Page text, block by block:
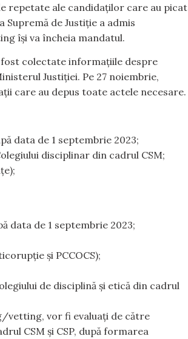
repetate ale candidaților care au picat
de Justiție a admis
își va încheia mandatul.
fost colectate informațiile despre
Justiției. Pe 27 noiembrie,
care au depus toate actele necesare.
data de 1 septembrie 2023;
disciplinar din cadrul CSM;
data de 1 septembrie 2023;
și PCCOCS);
de disciplină și etică din cadrul
vor fi evaluați de către
CSM și CSP, după formarea